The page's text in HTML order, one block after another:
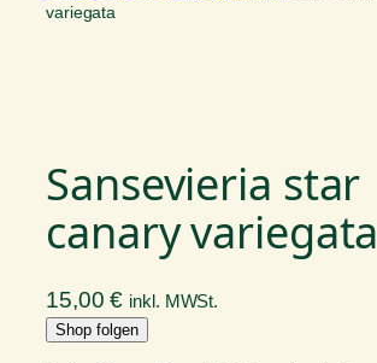
variegata
Sansevieria star
canary variegata
15,00€ inkl. MWSt.
Shop folgen